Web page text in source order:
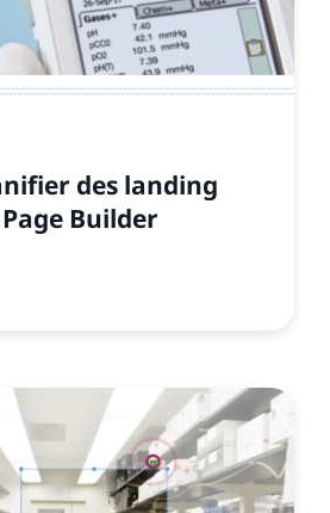
des landing
Builder